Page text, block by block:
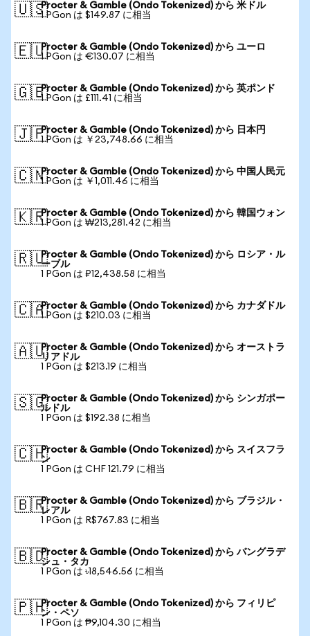
🇺🇸Procter & Gamble (Ondo Tokenized) から 米ドル
1 PGon は $149.87 に相当
🇪🇺Procter & Gamble (Ondo Tokenized) から ユーロ
1 PGon は €130.07 に相当
🇬🇧Procter & Gamble (Ondo Tokenized) から 英ポンド
1 PGon は £111.41 に相当
🇯🇵Procter & Gamble (Ondo Tokenized) から 日本円
1 PGon は ￥23,748.66 に相当
🇨🇳Procter & Gamble (Ondo Tokenized) から 中国人民元
1 PGon は ￥1,011.46 に相当
🇰🇷Procter & Gamble (Ondo Tokenized) から 韓国ウォン
1 PGon は ₩213,281.42 に相当
🇷🇺Procter & Gamble (Ondo Tokenized) から ロシア・ル
ーブル
1 PGon は ₽12,438.58 に相当
🇨🇦Procter & Gamble (Ondo Tokenized) から カナダドル
1 PGon は $210.03 に相当
🇦🇺Procter & Gamble (Ondo Tokenized) から オーストラ
リアドル
1 PGon は $213.19 に相当
🇸🇬Procter & Gamble (Ondo Tokenized) から シンガポー
ルドル
1 PGon は $192.38 に相当
🇨🇭Procter & Gamble (Ondo Tokenized) から スイスフラ
ン
1 PGon は CHF 121.79 に相当
🇧🇷Procter & Gamble (Ondo Tokenized) から ブラジル・
レアル
1 PGon は R$767.83 に相当
🇧🇩Procter & Gamble (Ondo Tokenized) から バングラデ
シュ・タカ
1 PGon は ৳18,546.56 に相当
🇵🇭Procter & Gamble (Ondo Tokenized) から フィリピ
ン・ペソ
1 PGon は ₱9,104.30 に相当